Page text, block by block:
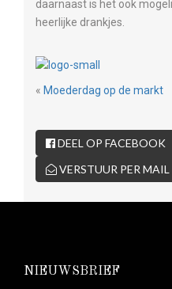
daarnaast is het ook
heerlijke drankjes.
« Moederdag op de markt
DEEL OP FACEBOOK
VERSTUUR PER MAIL
NIEUWSBRIEF